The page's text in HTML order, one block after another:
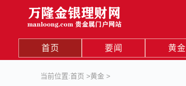
首页 要闻 黄金
当前位置:首页 >黄金>